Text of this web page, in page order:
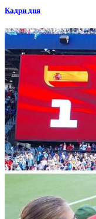
Кадри дня